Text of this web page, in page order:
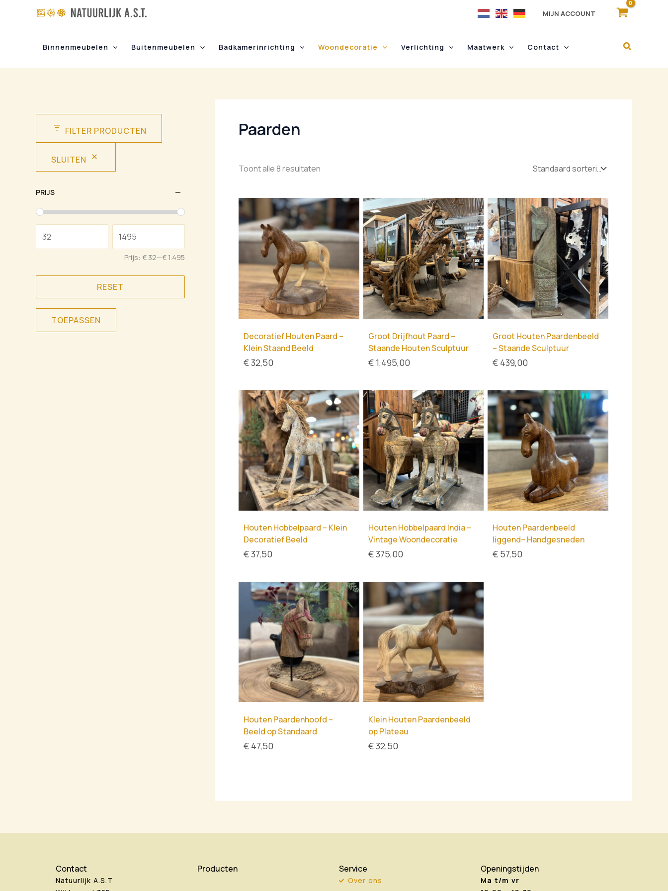
MIJN ACCOUNT
Binnenmeubelen Buitenmeubelen Badkamerinrichting Woondecoratie Verlichting Maatwerk Contact
FILTER PRODUCTEN
SLUITEN
PRIJS
Prijs: € 32—€ 1.495
RESET
TOEPASSEN
Paarden
Toont alle 8 resultaten
Decoratief Houten Paard –
Klein Staand Beeld
€32,50
Groot Drijfhout Paard –
Staande Houten Sculptuur
€1.495,00
Groot Houten Paardenbeeld
– Staande Sculptuur
€ 439,00
Houten Hobbelpaard – Klein
Decoratief Beeld
€37,50
Houten Hobbelpaard India –
Vintage Woondecoratie
€375,00
Houten Paardenbeeld
liggend– Handgesneden
€ 57,50
Houten Paardenhoofd –
Beeld op Standaard
€ 47,50
Klein Houten Paardenbeeld
op Plateau
€32,50
Contact
Natuurlijk A.S.T
Producten Service
Over ons
Openingstijden
Ma t/m vr